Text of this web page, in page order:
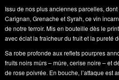
Issu de nos plus anciennes parcelles,
Carignan, Grenache et Syrah, ce vin
de notre terroir. Mis en bouteille dès le
avec éclat la fraîcheur du fruit et la pureté
Sa robe profonde aux reflets pourpres
fruits noirs mûrs – mûre, cerise noire – et
de rose poivrée. En bouche, l’attaque est